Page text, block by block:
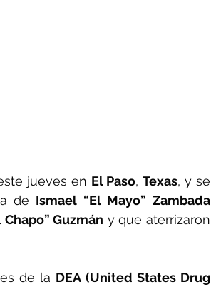
jueves en El Paso, Texas, y se
de Ismael “El Mayo” Zambada
Guzmán y que aterrizaron
de la DEA (United States Drug